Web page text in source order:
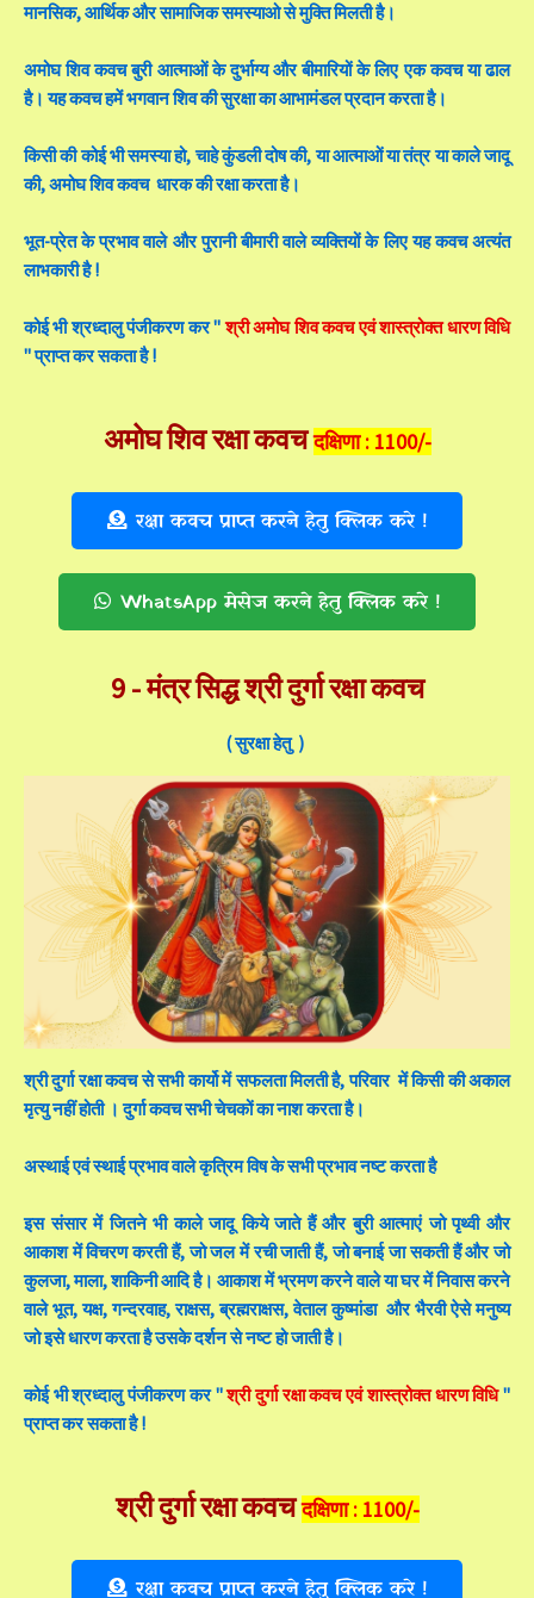
मानसिक, आर्थिक और सामाजिक समस्याओ से मुक्ति मिलती है।
अमोघ शिव कवच बुरी आत्माओं के दुर्भाग्य और बीमारियों के लिए एक कवच या ढाल
है। यह कवच हमें भगवान शिव की सुरक्षा का आभामंडल प्रदान करता है।
किसी की कोई भी समस्या हो, चाहे कुंडली दोष की, या आत्माओं या तंत्र या काले जादू
की, अमोघ शिव कवच धारक की रक्षा करता है।
भूत-प्रेत के प्रभाव वाले और पुरानी बीमारी वाले व्यक्तियों के लिए यह कवच अत्यंत
लाभकारी है !
कोई भी श्रध्दालु पंजीकरण कर "श्री अमोघ शिव कवच एवं शास्त्रोक्त धारण विधि
" प्राप्त कर सकता है !
अमोघ शिव रक्षा कवच दक्षिणा : 1100/-
रक्षा कवच प्राप्त करने हेतु क्लिक करे !
WhatsApp मेसेज करने हेतु क्लिक करे !
9 -मंत्र सिद्ध श्री दुर्गा रक्षा कवच
( सुरक्षा हेतु )
श्री दुर्गा रक्षा कवच से सभी कार्यो में सफलता मिलती है, परिवार में किसी की अकाल
मृत्यु नहीं होती । दुर्गा कवच सभी चेचकों का नाश करता है।
अस्थाई एवं स्थाई प्रभाव वाले कृत्रिम विष के सभी प्रभाव नष्ट करता है
इस संसार में जितने भी काले जादू किये जाते हैं और बुरी आत्माएं जो पृथ्वी और
आकाश में विचरण करती हैं, जो जल में रची जाती हैं, जो बनाई जा सकती हैं और जो
कुलजा, माला, शाकिनी आदि है। आकाश में भ्रमण करने वाले या घर में निवास करने
वाले भूत, यक्ष, गन्दरवाह, राक्षस, ब्रह्मराक्षस, वेताल कुष्मांडा और भैरवी ऐसे मनुष्य
जो इसे धारण करता है उसके दर्शन से नष्ट हो जाती है।
कोई भी श्रध्दालु पंजीकरण कर "श्री दुर्गा रक्षा कवच एवं शास्त्रोक्त धारण विधि"
प्राप्त कर सकता है !
श्री दुर्गा रक्षा कवच दक्षिणा : 1100/-
रक्षा कवच प्राप्त करने हेतु क्लिक करे !